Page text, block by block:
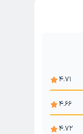
4.71
4.66
4.72